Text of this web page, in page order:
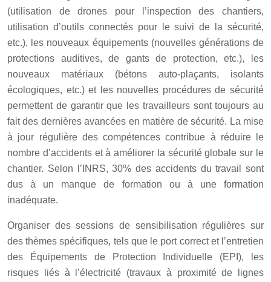
(utilisation de drones pour l’inspection des chantiers,
utilisation d’outils connectés pour le suivi de la sécurité,
etc.), les nouveaux équipements (nouvelles générations de
protections auditives, de gants de protection, etc.), les
nouveaux matériaux (bétons auto-plaçants, isolants
écologiques, etc.) et les nouvelles procédures de sécurité
permettent de garantir que les travailleurs sont toujours au
fait des dernières avancées en matière de sécurité. La mise
à jour régulière des compétences contribue à réduire le
nombre d’accidents et à améliorer la sécurité globale sur le
chantier. Selon l’INRS, 30% des accidents du travail sont
dus à un manque de formation ou à une formation
inadéquate.
Organiser des sessions de sensibilisation régulières sur
des thèmes spécifiques, tels que le port correct et l’entretien
des Équipements de Protection Individuelle (EPI), les
risques liés à l’électricité (travaux à proximité de lignes